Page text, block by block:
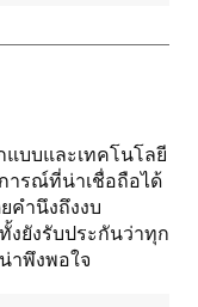
แบบและเทคโนโลยี
ารณ์ที่น่าเชื่อถือได้
คำนึงถึงงบ
งยังรับประกันว่าทุก
าพึงพอใจ